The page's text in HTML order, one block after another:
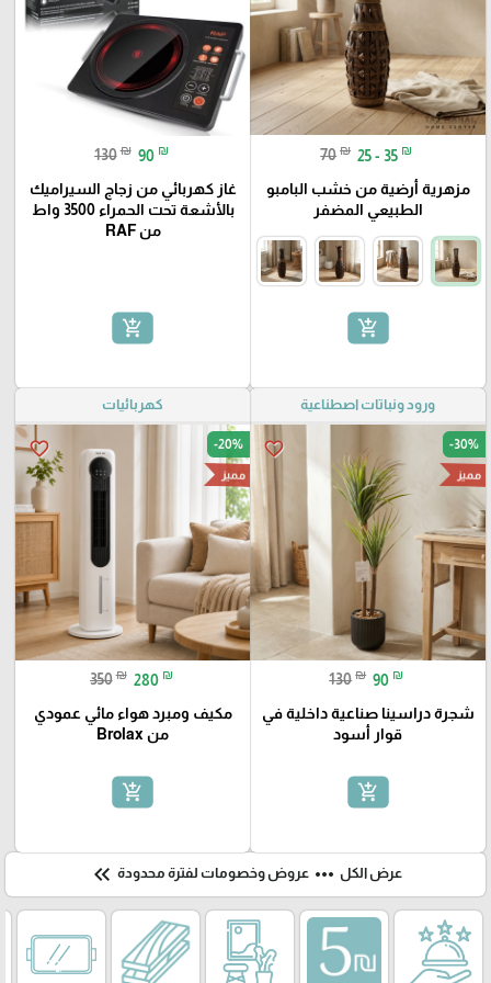
70 ₪ 25 - 35 ₪
مزهرية أرضية من خشب البامبو
الطبيعي المضفر
add_shopping_cart
130 ₪ 90 ₪
غاز كهربائي من زجاج السيراميك
بالأشعة تحت الحمراء 3500 واط
من RAF
add_shopping_cart
ورود ونباتات اصطناعية
favorite_border -30%
مميز
130 ₪ 90 ₪
شجرة دراسينا صناعية داخلية في
قوار أسود
add_shopping_cart
كهربائيات
favorite_border -20%
مميز
350 ₪ 280 ₪
مكيف ومبرد هواء مائي عمودي
من Brolax
add_shopping_cart
عرض الكل more_horiz عروض وخصومات لفترة محدودة keyboard_double_arrow_left